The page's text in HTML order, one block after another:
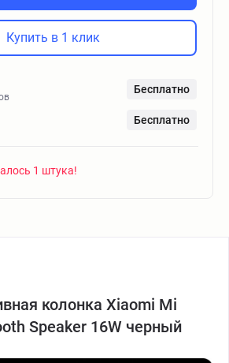
Купить в 1 клик
Бесплатно
Бесплатно
1 штука
колонка Xiaomi Mi
Speaker 16W черный